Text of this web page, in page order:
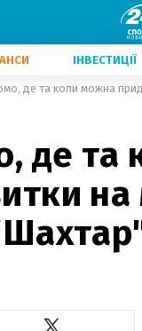
ІНВЕСТИЦІЇ
де та коли можна
де